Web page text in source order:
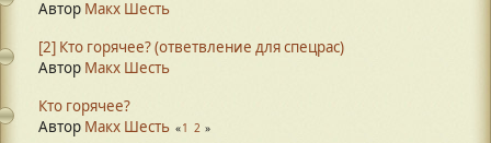
Автор Макх Шесть
[2] Кто горячее? (ответвление для спецрас)
Автор Макх Шесть
Кто горячее?
Автор Макх Шесть 1 2